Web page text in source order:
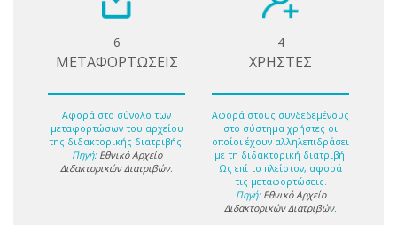
6
ΜΕΤΑΦΟΡΤΩΣΕΙΣ
Αφορά στο σύνολο των
μεταφορτώσων του αρχείου
της διδακτορικής διατριβής.
Πηγή: Εθνικό Αρχείο
Διδακτορικών Διατριβών.
4
ΧΡΗΣΤΕΣ
Αφορά στους συνδεδεμένους
στο σύστημα χρήστες οι
οποίοι έχουν αλληλεπιδράσει
με τη διδακτορική διατριβή.
Ως επί το πλείστον, αφορά
τις μεταφορτώσεις.
Πηγή: Εθνικό Αρχείο
Διδακτορικών Διατριβών.